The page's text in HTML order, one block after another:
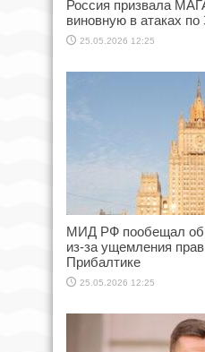
Россия призвала
виновную в атаках
25.05.2026 12:25
МИД РФ пообещал
из-за ущемления
Прибалтике
25.05.2026 12:25